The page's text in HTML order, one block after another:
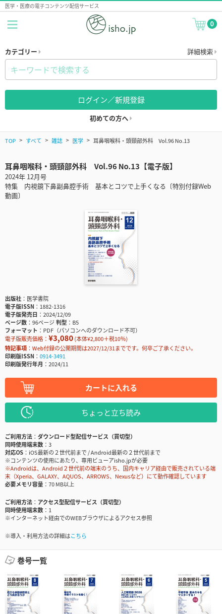
医学・医療の電子コンテンツ配信サービス
0
カテゴリー 詳細検索
ログイン／新規登録
初めての方へ
TOP すべて 雑誌 医学 耳鼻咽喉科・頭頸部外科 Vol.96 No.13
耳鼻咽喉科・頭頸部外科 Vol.96 No.13【電子版】
2024年 12月号
特集 内視鏡下鼻副鼻腔手術 基本とコツで上手くなる〔特別付録Web
動画〕
出版社
医学書院
電子版ISSN
1882-1316
電子版発売日
2024/12/09
ページ数
96ページ判型
B5
フォーマット
PDF（パソコンへのダウンロード不可）
電子版販売価格： ¥3,080(本体¥2,800＋税10％)
特記事項
Web付録の公開期間は2027/12/31までです。何卒ご了承ください。
印刷版ISSN
0914-3491
印刷版発行年月
2024/11
カートに入れる
ちょっと立ち読み
ご利用方法
ダウンロード型配信サービス（買切型）
同時使用端末数
3
対応OS
iOS最新の２世代前まで / Android最新の２世代前まで
※コンテンツの使用にあたり、専用ビューアisho.jpが必要
※Androidは、Android２世代前の端末のうち、国内キャリア経由で販売されている端
末（Xperia、GALAXY、AQUOS、ARROWS、Nexusなど）にて動作確認しています
必要メモリ容量
70 MB以上
ご利用方法
アクセス型配信サービス（買切型）
同時使用端末数
1
※インターネット経由でのWEBブラウザによるアクセス参照
※導入・利用方法の詳細はこちら
巻号一覧